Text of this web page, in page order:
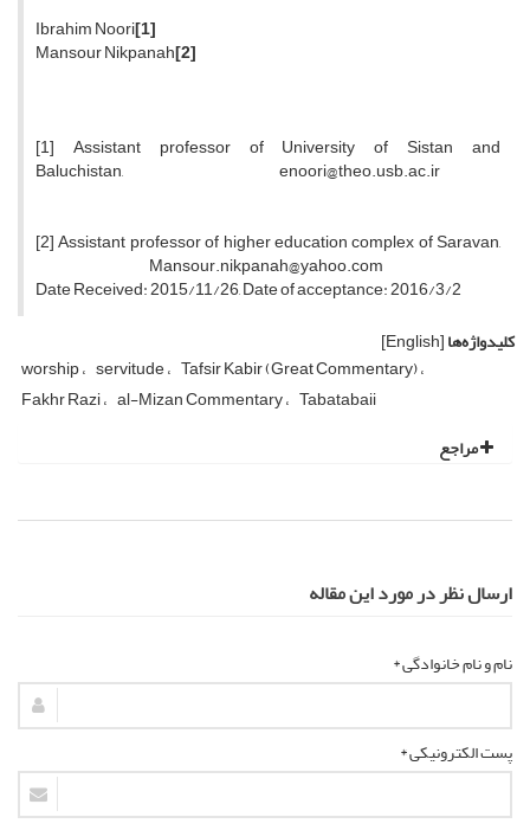
Ibrahim Noori[1]
Mansour Nikpanah[2]
[1] Assistant professor of University of Sistan and
Baluchistan, enoori@theo.usb.ac.ir
[2] Assistant professor of higher education complex of Saravan,
Mansour.nikpanah@yahoo.com
Date Received: 2015/11/26, Date of acceptance: 2016/3/2
کلیدواژه‌ها[English]
worship servitude Tafsir Kabir (Great Commentary)
Fakhr Razi al-Mizan Commentary Tabatabaii
مراجع
ارسال نظر در مورد این مقاله
نام و نام خانوادگی *
پست الکترونیکی *